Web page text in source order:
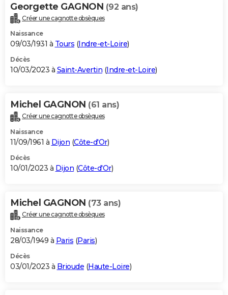
Georgette GAGNON (92 ans)
Créer une cagnotte obsèques
Naissance
09/03/1931 à Tours (Indre-et-Loire)
Décès
10/03/2023 à Saint-Avertin (Indre-et-Loire)
Michel GAGNON (61 ans)
Créer une cagnotte obsèques
Naissance
11/09/1961 à Dijon (Côte-d'Or)
Décès
10/01/2023 à Dijon (Côte-d'Or)
Michel GAGNON (73 ans)
Créer une cagnotte obsèques
Naissance
28/03/1949 à Paris (Paris)
Décès
03/01/2023 à Brioude (Haute-Loire)